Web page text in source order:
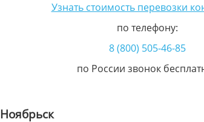
Узнать стоимость перевозки
по телефону:
8 (800) 505-46-85
по России звонок